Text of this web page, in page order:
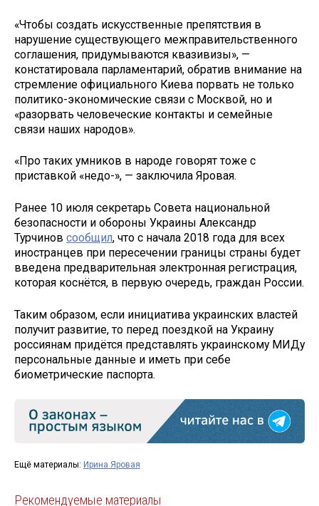
«Чтобы создать искусственные препятствия в
нарушение существующего межправительственного
соглашения, придумываются квазивизы», —
констатировала парламентарий, обратив внимание на
стремление официального Киева порвать не только
политико-экономические связи с Москвой, но и
«разорвать человеческие контакты и семейные
связи наших народов».
«Про таких умников в народе говорят тоже с
приставкой «недо-», — заключила Яровая.
Ранее 10 июля секретарь Совета национальной
безопасности и обороны Украины Александр
Турчинов сообщил, что с начала 2018 года для всех
иностранцев при пересечении границы страны будет
введена предварительная электронная регистрация,
которая коснётся, в первую очередь, граждан России.
Таким образом, если инициатива украинских властей
получит развитие, то перед поездкой на Украину
россиянам придётся представлять украинскому МИДу
персональные данные и иметь при себе
биометрические паспорта.
Ещё материалы: Ирина Яровая
Рекомендуемые материалы